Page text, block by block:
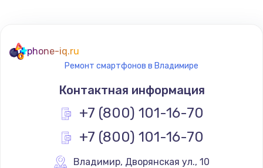
1800 руб.
Замена тачпада
1660 руб.
Заказать
phone-iq.ru
Ремонт смартфонов в Владимире
Контактная информация
+7 (800) 101-16-70
+7 (800) 101-16-70
Владимир, Дворянская ул., 10